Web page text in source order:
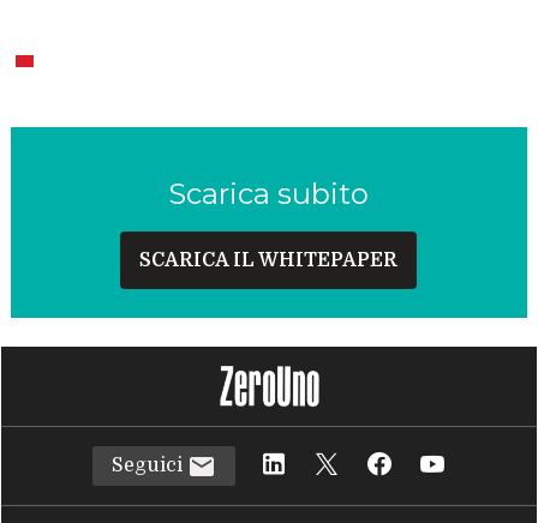
Scarica subito
SCARICA IL WHITEPAPER
Seguici